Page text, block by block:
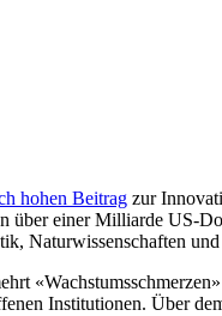
hohen Beitrag zur
einer Milliarde US-
Naturwissenschaften
Institutionen. Über